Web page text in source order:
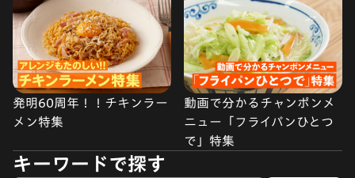
発明60周年！！チキンラー
メン特集
動画で分かるチャンポンメ
ニュー「フライパンひとつ
で」特集
キーワードで探す